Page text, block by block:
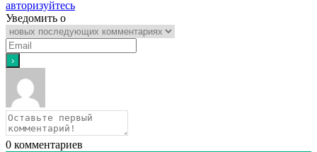
авторизуйтесь
Уведомить о
0 комментариев